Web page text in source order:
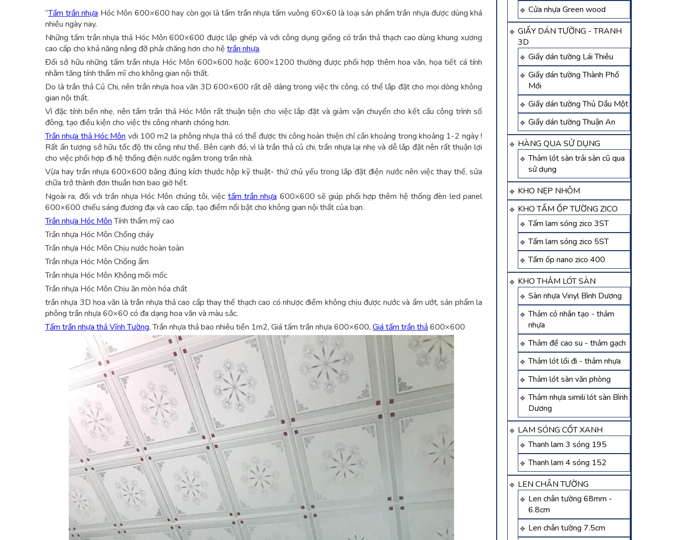
Cửa nhựa Green wood
GIẤY DÁN TƯỜNG - TRANH
3D
Giấy dán tường Lái Thiêu
Giấy dán tường Thành Phố
Mới
Giấy dán tường Thủ Dầu Một
Giấy dán tường Thuận An
HÀNG QUA SỬ DỤNG
Thảm lót sàn trải sàn cũ qua
sử dụng
KHO NẸP NHÔM
KHO TẤM ỐP TƯỜNG ZICO
Tấm lam sóng zico 3ST
Tấm lam sóng zico 5ST
Tấm ốp nano zico 400
KHO THẢM LÓT SÀN
Sàn nhựa Vinyl Bình Dương
Thảm cỏ nhân tạo - thảm
nhựa
Thảm đế cao su - thảm gạch
Thảm lót lối đi - thảm nhựa
Thảm lót sàn văn phòng
Thảm nhựa simili lót sàn Bình
Dương
LAM SÓNG CỐT XANH
Thanh lam 3 sóng 195
Thanh lam 4 sóng 152
LEN CHÂN TƯỜNG
Len chân tường 68mm -
6.8cm
Len chân tường 7.5cm
“Tấm trần nhựa Hóc Môn 600×600 hay còn gọi là tấm trần nhựa tấm vuông 60×60 là loại sản phẩm trần nhựa được dùng khá
nhiều ngày nay.
Những tấm trần nhựa thả Hóc Môn 600×600 được lắp ghép và với công dụng giống có trần thả thạch cao dùng khung xương
cao cấp cho khả năng nâng đỡ phải chăng hơn cho hệ trần nhựa.
Đối sở hữu những tấm trần nhựa Hóc Môn 600×600 hoặc 600×1200 thường được phối hợp thêm hoa văn, họa tiết cá tính
nhằm tăng tính thẩm mĩ cho không gian nội thất.
Do là trần thả Củ Chi, nên trần nhựa hoa văn 3D 600×600 rất dễ dàng trong việc thi công, có thể lắp đặt cho mọi dòng không
gian nội thất.
Vì đặc tính bền nhẹ, nên tấm trần thả Hóc Môn rất thuận tiện cho việc lắp đặt và giảm vận chuyển cho kết cấu công trình số
đông, tạo điều kiện cho việc thi công nhanh chóng hơn.
Trần nhựa thả Hóc Môn với 100 m2 la phông nhựa thả có thể được thi công hoàn thiện chỉ cần khoảng trong khoảng 1-2 ngày !
Rất ấn tượng sở hữu tốc độ thi công như thế. Bên cạnh đó, vì là trần thả củ chi, trần nhựa lại nhẹ và dễ lắp đặt nên rất thuận lợi
cho việc phối hợp đi hệ thống điện nước ngầm trong trần nhà.
Vừa hay trần nhựa 600×600 bằng đúng kích thước hộp kỹ thuật- thứ chủ yếu trong lắp đặt điện nước nên việc thay thế, sửa
chữa trở thành đơn thuần hơn bao giờ hết.
Ngoài ra, đối với trần nhựa Hóc Môn chúng tôi, việc tấm trần nhựa 600×600 sẽ giúp phối hợp thêm hệ thống đèn led panel
600×600 chiếu sáng đương đại và cao cấp, tạo điểm nổi bật cho không gian nội thất của bạn.
Trần nhựa Hóc MônTính thẩm mỹ cao
Trần nhựa Hóc Môn Chống cháy
Trần nhựa Hóc Môn Chịu nước hoàn toàn
Trần nhựa Hóc Môn Chống ẩm
Trần nhựa Hóc Môn Không mối mốc
Trần nhựa Hóc Môn Chịu ăn mòn hóa chất
trần nhựa 3D hoa văn là trần nhựa thả cao cấp thay thế thạch cao có nhược điểm không chịu được nước và ẩm ướt, sản phẩm la
phông trần nhựa 60×60 có đa dạng hoa văn và màu sắc.
Tấm trần nhựa thả Vĩnh Tường, Trần nhựa thả bao nhiêu tiền 1m2, Giá tấm trần nhựa 600×600, Giá tấm trần thả600×600